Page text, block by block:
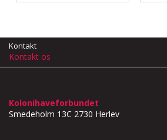
Kolonihaveforbundet
Smedeholm 13C 2730 Herlev
Kontakt
Kontakt os